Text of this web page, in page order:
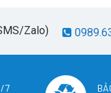
Zalo)
7